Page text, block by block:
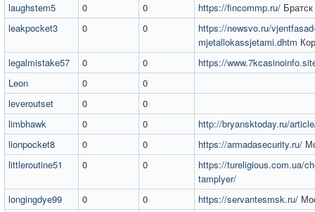
laughstem5
0 0 https://fincommp.ru/ Братск
leakpocket3
0 0
https://newsvo.ru/
mjetallokassjetami.dhtm
legalmistake57
0 0
https://
Leon
0
0
leveroutset
0
0
limbhawk
0 0
http://bryansktoday.ru/
lionpocket8
0 0 https://armadasecurity.ru/
littleroutine51
0 0
https://tureligious.com.ua/
tamplyer/
longingdye99
0 0 https://servantesmsk.ru/